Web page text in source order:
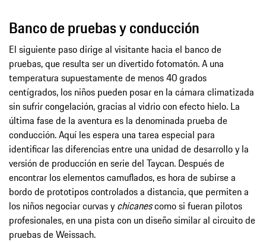
Banco de pruebas y conducción
El siguiente paso dirige al visitante hacia el banco de
pruebas, que resulta ser un divertido fotomatón. A una
temperatura supuestamente de menos 40 grados
centígrados, los niños pueden posar en la cámara climatizada
sin sufrir congelación, gracias al vidrio con efecto hielo. La
última fase de la aventura es la denominada prueba de
conducción. Aquí les espera una tarea especial para
identificar las diferencias entre una unidad de desarrollo y la
versión de producción en serie del Taycan. Después de
encontrar los elementos camuflados, es hora de subirse a
bordo de prototipos controlados a distancia, que permiten a
los niños negociar curvas y chicanescomo si fueran pilotos
profesionales, en una pista con un diseño similar al circuito de
pruebas de Weissach.